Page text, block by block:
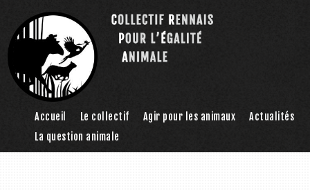
Accueil Le collectif Agir pour les animaux
Actualités
La question animale